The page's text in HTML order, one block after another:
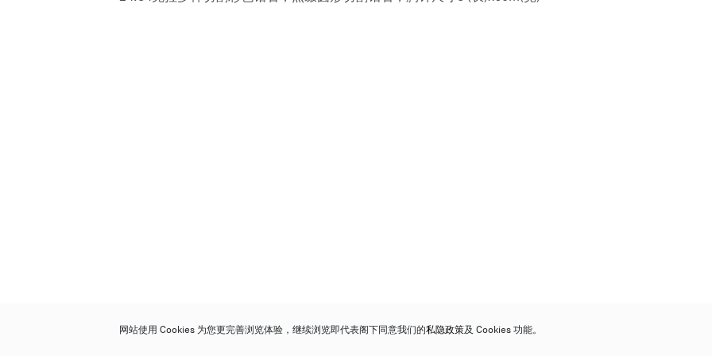
网站使用 Cookies 为您更完善浏览体验，继续浏览即代表阁下同意我们的私隐政策及 Cookies 功能。